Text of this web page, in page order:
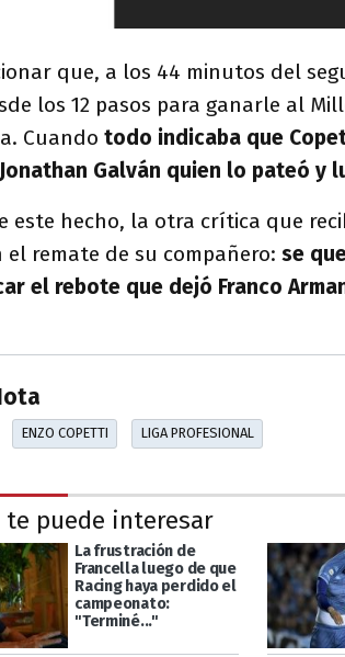
que, a los 44 minutos del
los 12 pasos para ganarle al
Cuando todo indicaba que
Galván quien lo pateó y
este hecho, la otra crítica que
remate de su compañero: se
el rebote que dejó Franco
ENZO COPETTI LIGA PROFESIONAL
te puede interesar
La frustración de
Francella luego de que
Racing haya perdido el
campeonato:
"Terminé..."